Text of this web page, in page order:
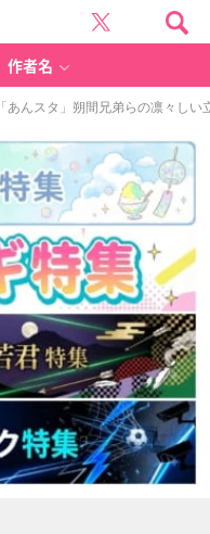
作者名
あんスタ」朔間兄弟らの凛々し